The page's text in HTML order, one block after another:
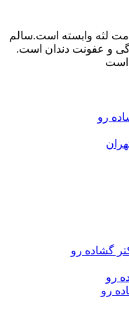
است.سالم
دندان است.
رو